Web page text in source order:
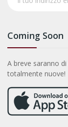
Coming Soon
A breve saranno
totalmente nuove!